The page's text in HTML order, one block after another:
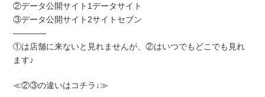
②データ公開サイト1データサイト
③データ公開サイト2サイトセブン
――――
①は店舗に来ないと見れませんが、②はいつでもどこでも見れ
ます♪
≪②③の違いはコチラ↓≫